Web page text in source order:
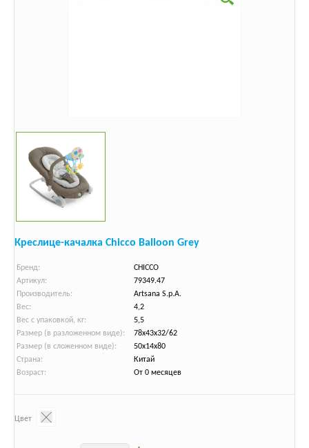
Креслице-качалка Chicco Balloon Grey
Бренд:
CHICCO
Артикул:
79349.47
Производитель:
Artsana S.p.A.
Вес:
4,2
Вес с упаковкой, кг:
5,5
Размер (в разложенном виде):
78х43х32/62
Размер (в сложенном виде):
50х14х80
Страна:
Китай
Возраст:
От 0 месяцев
Цвет